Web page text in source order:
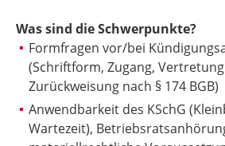
Was sind die Schwerpunkte?
Formfragen vor/bei
(Schriftform, Zugang,
Zurückweisung nach § 174 BGB)
Anwendbarkeit des KSchG
Wartezeit),